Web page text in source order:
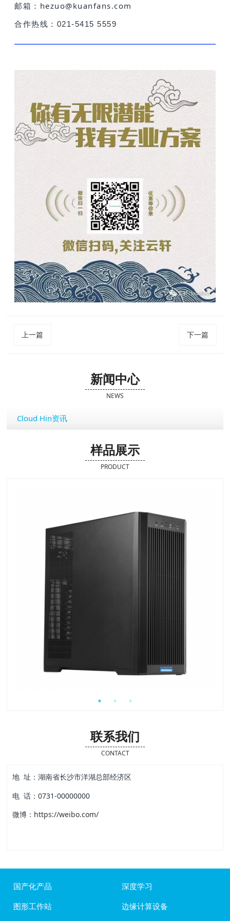
邮箱：hezuo@kuanfans.com
合作热线：021-5415 5559
上一篇 下一篇
新闻中心
NEWS
Cloud Hin资讯
样品展示
PRODUCT
联系我们
CONTACT
地 址：湖南省长沙市洋湖总部经济区
电 话：0731-00000000
微博：https://weibo.com/
国产化产品
深度学习
图形工作站
边缘计算设备